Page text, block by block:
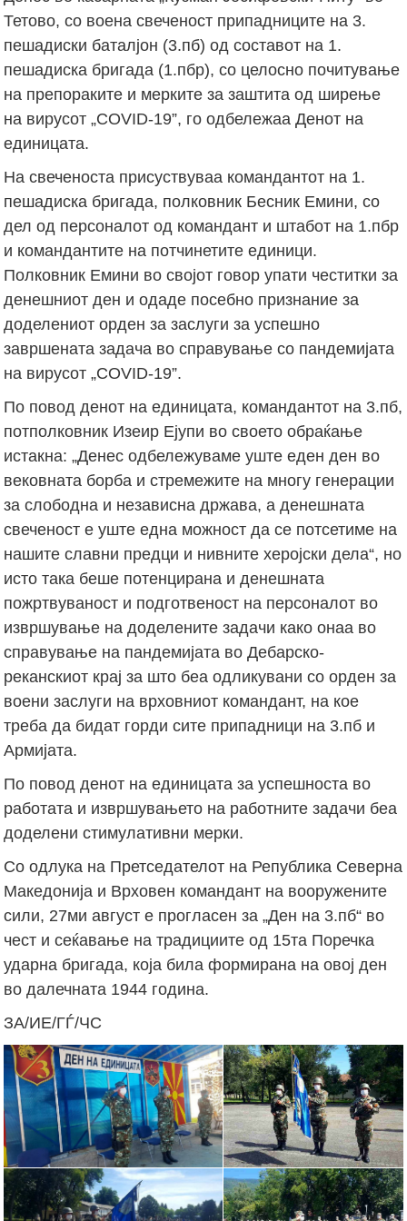
Тетово, со воена свеченост припадниците на 3.
пешадиски баталјон (3.пб) од составот на 1.
пешадиска бригада (1.пбр), со целосно почитување
на препораките и мерките за заштита од ширење
на вирусот „COVID-19”, го одбележаа Денот на
единицата.
На свеченоста присуствуваа командантот на 1.
пешадиска бригада, полковник Бесник Емини, со
дел од персоналот од командант и штабот на 1.пбр
и командантите на потчинетите единици.
Полковник Емини во својот говор упати честитки за
денешниот ден и одаде посебно признание за
доделениот орден за заслуги за успешно
завршената задача во справување со пандемијата
на вирусот „COVID-19”.
По повод денот на единицата, командантот на 3.пб,
потполковник Изеир Ејупи во своето обраќање
истакна: „Денес одбележуваме уште еден ден во
вековната борба и стремежите на многу генерации
за слободна и независна држава, а денешната
свеченост е уште една можност да се потсетиме на
нашите славни предци и нивните херојски дела“, но
исто така беше потенцирана и денешната
пожртвуваност и подготвеност на персоналот во
извршување на доделените задачи како онаа во
справување на пандемијата во Дебарско-
реканскиот крај за што беа одликувани со орден за
воени заслуги на врховниот командант, на кое
треба да бидат горди сите припадници на 3.пб и
Армијата.
По повод денот на единицата за успешноста во
работата и извршувањето на работните задачи беа
доделени стимулативни мерки.
Со одлука на Претседателот на Република Северна
Македонија и Врховен командант на вооружените
сили, 27ми август е прогласен за „Ден на 3.пб“ во
чест и сеќавање на традициите од 15та Поречка
ударна бригада, која била формирана на овој ден
во далечната 1944 година.
ЗА/ИЕ/ГЃ/ЧС